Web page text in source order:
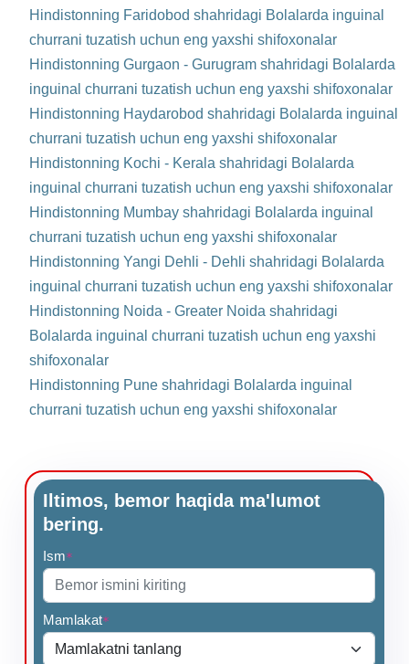
Hindistonning Faridobod shahridagi Bolalarda inguinal
churrani tuzatish uchun eng yaxshi shifoxonalar
Hindistonning Gurgaon - Gurugram shahridagi Bolalarda
inguinal churrani tuzatish uchun eng yaxshi shifoxonalar
Hindistonning Haydarobod shahridagi Bolalarda inguinal
churrani tuzatish uchun eng yaxshi shifoxonalar
Hindistonning Kochi - Kerala shahridagi Bolalarda
inguinal churrani tuzatish uchun eng yaxshi shifoxonalar
Hindistonning Mumbay shahridagi Bolalarda inguinal
churrani tuzatish uchun eng yaxshi shifoxonalar
Hindistonning Yangi Dehli - Dehli shahridagi Bolalarda
inguinal churrani tuzatish uchun eng yaxshi shifoxonalar
Hindistonning Noida - Greater Noida shahridagi
Bolalarda inguinal churrani tuzatish uchun eng yaxshi
shifoxonalar
Hindistonning Pune shahridagi Bolalarda inguinal
churrani tuzatish uchun eng yaxshi shifoxonalar
Iltimos, bemor haqida ma'lumot
bering.
Ism*
Mamlakat*